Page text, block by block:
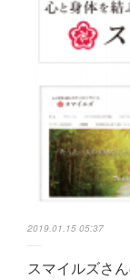
2019.01.15 05:37
スマイルズさ